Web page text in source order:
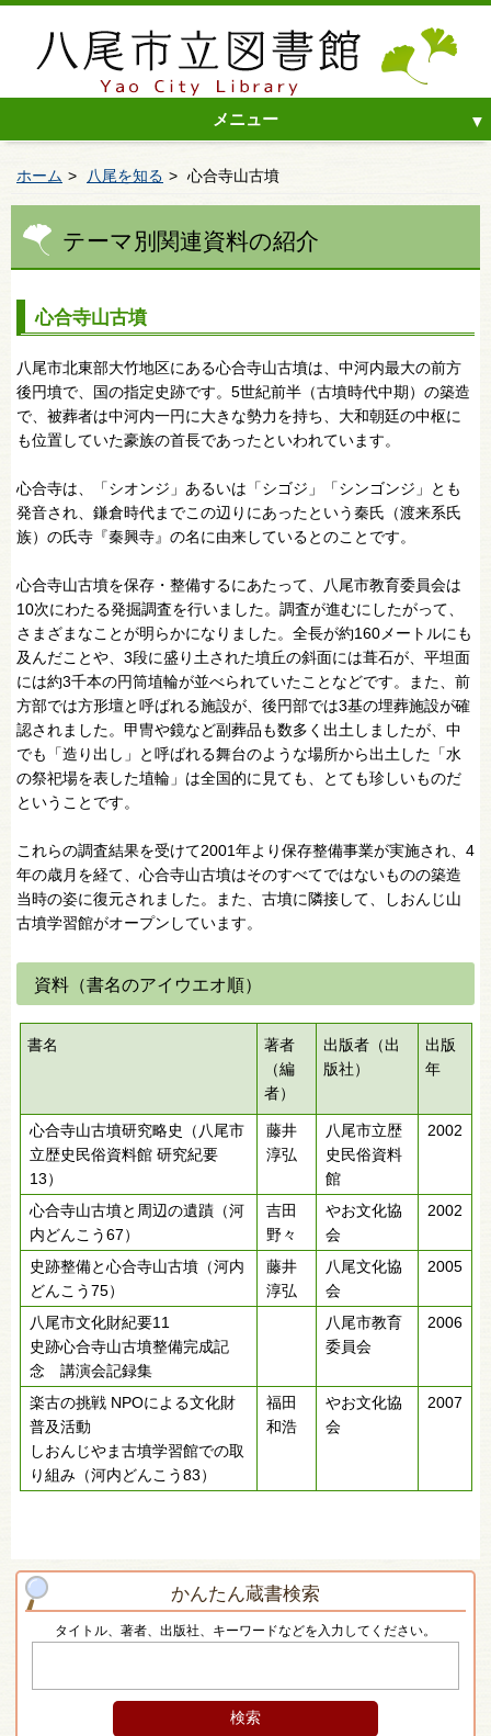
メニュー
ホーム 八尾を知る 心合寺山古墳
かんたん蔵書検索
タイトル、著者、出版社、キーワードなどを入力してください。
テーマ別関連資料の紹介
心合寺山古墳
八尾市北東部大竹地区にある心合寺山古墳は、中河内最大の前方
後円墳で、国の指定史跡です。5世紀前半（古墳時代中期）の築造
で、被葬者は中河内一円に大きな勢力を持ち、大和朝廷の中枢に
も位置していた豪族の首長であったといわれています。
心合寺は、「シオンジ」あるいは「シゴジ」「シンゴンジ」とも
発音され、鎌倉時代までこの辺りにあったという秦氏（渡来系氏
族）の氏寺『秦興寺』の名に由来しているとのことです。
心合寺山古墳を保存・整備するにあたって、八尾市教育委員会は
10次にわたる発掘調査を行いました。調査が進むにしたがって、
さまざまなことが明らかになりました。全長が約160メートルにも
及んだことや、3段に盛り土された墳丘の斜面には葺石が、平坦面
には約3千本の円筒埴輪が並べられていたことなどです。また、前
方部では方形壇と呼ばれる施設が、後円部では3基の埋葬施設が確
認されました。甲冑や鏡など副葬品も数多く出土しましたが、中
でも「造り出し」と呼ばれる舞台のような場所から出土した「水
の祭祀場を表した埴輪」は全国的に見ても、とても珍しいものだ
ということです。
これらの調査結果を受けて2001年より保存整備事業が実施され、4
年の歳月を経て、心合寺山古墳はそのすべてではないものの築造
当時の姿に復元されました。また、古墳に隣接して、しおんじ山
古墳学習館がオープンしています。
資料（書名のアイウエオ順）
書名
著者
（編
者）
出版者（出
版社）
出版
年
心合寺山古墳研究略史（八尾市
立歴史民俗資料館 研究紀要
13）
藤井
淳弘
八尾市立歴
史民俗資料
館
2002
心合寺山古墳と周辺の遺蹟（河
内どんこう67）
吉田
野々
やお文化協
会
2002
史跡整備と心合寺山古墳（河内
どんこう75）
藤井
淳弘
八尾文化協
会
2005
八尾市文化財紀要11
史跡心合寺山古墳整備完成記
念 講演会記録集
八尾市教育
委員会
2006
楽古の挑戦 NPOによる文化財
普及活動
しおんじやま古墳学習館での取
り組み（河内どんこう83）
福田
和浩
やお文化協
会
2007